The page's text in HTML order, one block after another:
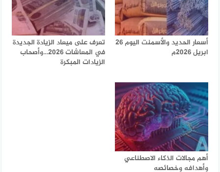
أسعار الحديد والأسمنت اليوم 26
ابريل 2026م
تعرف على ميعاد الزيادة الجديدة
في المعاشات 2026…وأصحاب
الزيادات المبكرة
أهم مجالات الذكاء الاصطناعي
وأهدافه وخصائصه